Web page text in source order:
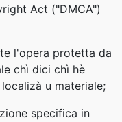
Act ("DMCA")
l'opera protetta da
chì dici chì hè
u materiale;
specifica in